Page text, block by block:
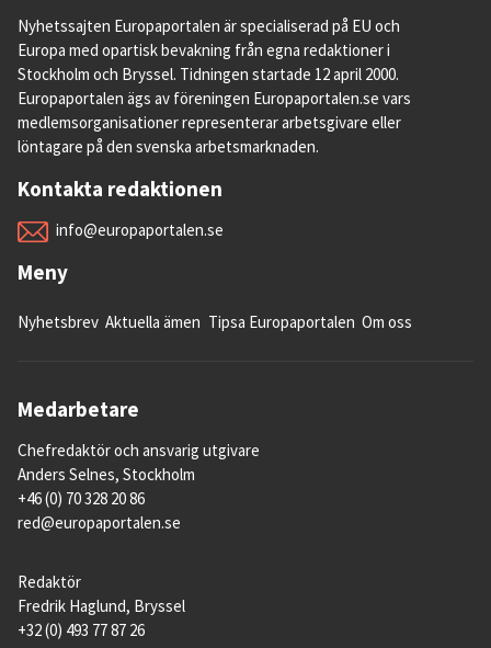
Nyhetssajten Europaportalen är specialiserad på EU och
Europa med opartisk bevakning från egna redaktioner i
Stockholm och Bryssel. Tidningen startade 12 april 2000.
Europaportalen ägs av föreningen Europaportalen.se vars
medlemsorganisationer representerar arbetsgivare eller
löntagare på den svenska arbetsmarknaden.
Kontakta redaktionen
info@europaportalen.se
Meny
Nyhetsbrev Aktuella ämen Tipsa Europaportalen Om oss
Medarbetare
Chefredaktör och ansvarig utgivare
Anders Selnes, Stockholm
+46 (0) 70 328 20 86
red@europaportalen.se
Redaktör
Fredrik Haglund, Bryssel
+32 (0) 493 77 87 26